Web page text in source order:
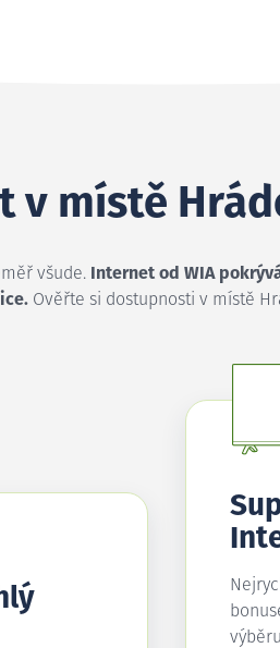
místě
všude.
Internet od WIA
Ověřte si dostupnosti v místě